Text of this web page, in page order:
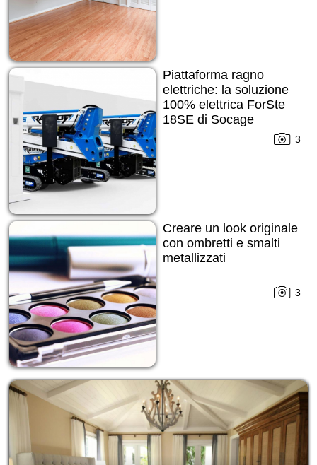
Piattaforma ragno
elettriche: la soluzione
100% elettrica ForSte
18SE di Socage
3
Creare un look originale
con ombretti e smalti
metallizzati
3